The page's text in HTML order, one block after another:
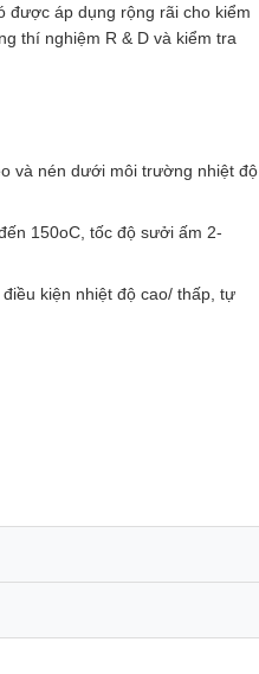
được áp dụng rộng rãi cho kiểm
thí nghiệm R & D và kiểm tra
và nén dưới môi trường nhiệt độ
150oC, tốc độ sưởi ấm 2-
kiện nhiệt độ cao/ thấp, tự